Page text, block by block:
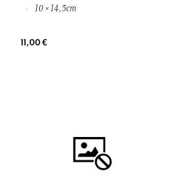
10 × 14,5cm
11,00 €